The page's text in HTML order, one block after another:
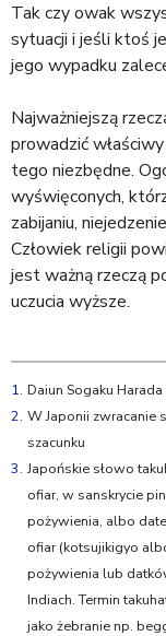
Tak czy owak
sytuacji i jeśli ktoś
jego wypadku
Najważniejszą
prowadzić
tego niezbędne.
wyświęconych,
zabijaniu,
Człowiek religii
jest ważną rzeczą
uczucia wyższe.
1. Daiun Sogaku
2. W Japonii zwracanie
szacunku
3. Japońskie słowo
ofiar, w sanskrycie
pożywienia, albo
ofiar (kotsujikigyo
pożywienia lub
Indiach. Termin
jako żebranie np.